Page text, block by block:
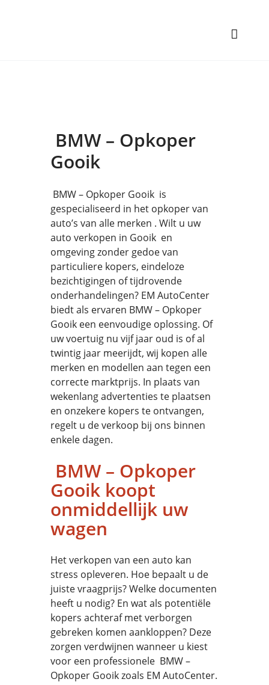
BMW – Opkoper
Gooik
BMW – Opkoper Gooik is
gespecialiseerd in het opkoper van
auto’s van alle merken . Wilt u uw
auto verkopen in Gooik en
omgeving zonder gedoe van
particuliere kopers, eindeloze
bezichtigingen of tijdrovende
onderhandelingen? EM AutoCenter
biedt als ervaren BMW – Opkoper
Gooik een eenvoudige oplossing. Of
uw voertuig nu vijf jaar oud is of al
twintig jaar meerijdt, wij kopen alle
merken en modellen aan tegen een
correcte marktprijs. In plaats van
wekenlang advertenties te plaatsen
en onzekere kopers te ontvangen,
regelt u de verkoop bij ons binnen
enkele dagen.
BMW – Opkoper
Gooik koopt
onmiddellijk uw
wagen
Het verkopen van een auto kan
stress opleveren. Hoe bepaalt u de
juiste vraagprijs? Welke documenten
heeft u nodig? En wat als potentiële
kopers achteraf met verborgen
gebreken komen aankloppen? Deze
zorgen verdwijnen wanneer u kiest
voor een professionele BMW –
Opkoper Gooik zoals EM AutoCenter.